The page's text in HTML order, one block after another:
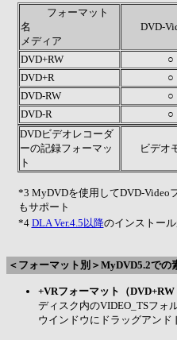
フォーマット
名
メディア
DVD-
DVD+RW
○
DVD+R
○
DVD-RW
○
DVD-R
○
DVDビデオレコーダ
ーの記録フォーマッ
ト
ビデオ
*3 MyDVDを使用してDVD-Video
もサポート
*4 DLA Ver.4.5以降のインストー
＜フォーマット別＞MyDVD5.2での
+VRフォーマット（DVD+RW
ディスク内のVIDEO_TSフォ
ウインドウにドラッグアンド